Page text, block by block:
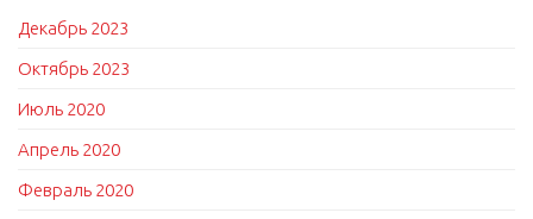
Декабрь 2023
Октябрь 2023
Июль 2020
Апрель 2020
Февраль 2020